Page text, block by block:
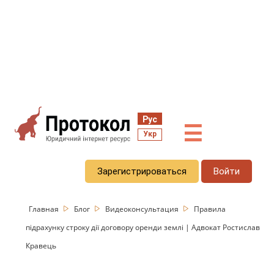
Рус
Укр ☰
Зарегистрироваться Войти
Главная Блог Видеоконсультация
Правила
підрахунку строку дії договору оренди землі | Адвокат Ростислав
Кравець